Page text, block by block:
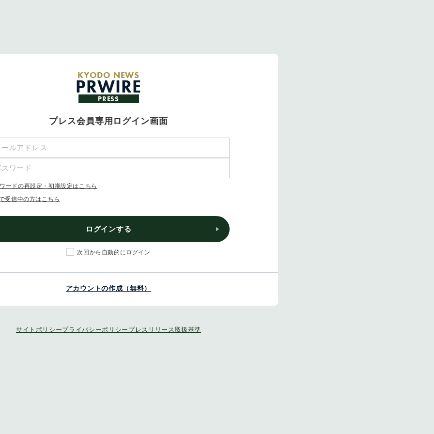
KYODO NEWS
PRWIRE
PRESS
プレス会員専用ログイン画面
ードの再設定・初期設定はこちら
受信中の方はこちら
ログインする
次回から自動的にログイン
アカウントの作成（無料）
サイトポリシープライバシーポリシー プレスリリース取扱基準